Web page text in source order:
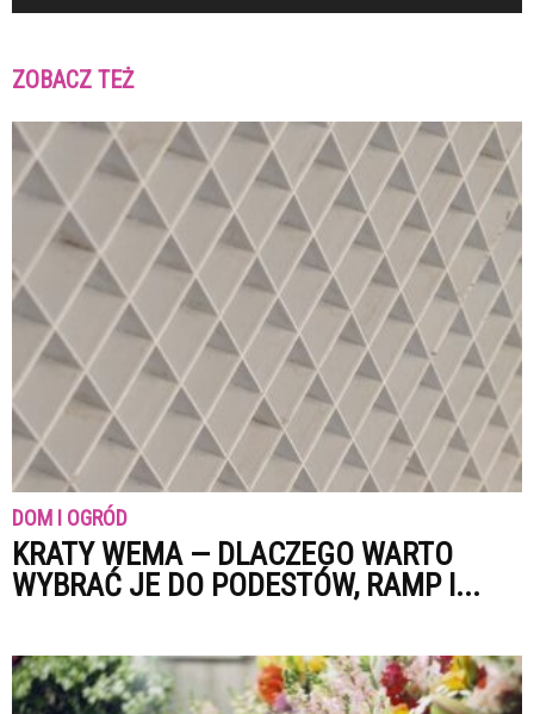
ZOBACZ TEŻ
DOM I OGRÓD
KRATY WEMA — DLACZEGO WARTO
WYBRAĆ JE DO PODESTÓW, RAMP I...